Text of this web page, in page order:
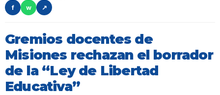
f
w ↗
Gremios docentes de
Misiones rechazan el borrador
de la “Ley de Libertad
Educativa”